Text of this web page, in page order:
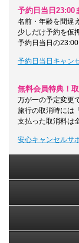
予約日当日23:00
名前・年齢を間違
少しだけ予約を仮
予約日当日の
予約日当日キャン
無料会員特典！
万が一の予定変更
旅行の取消時には
支払った取消料は
安心キャンセルサ